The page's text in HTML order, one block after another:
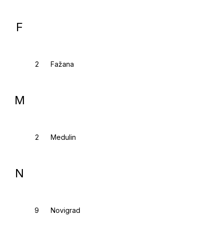
F
Fažana
M
Medulin
N
Novigrad